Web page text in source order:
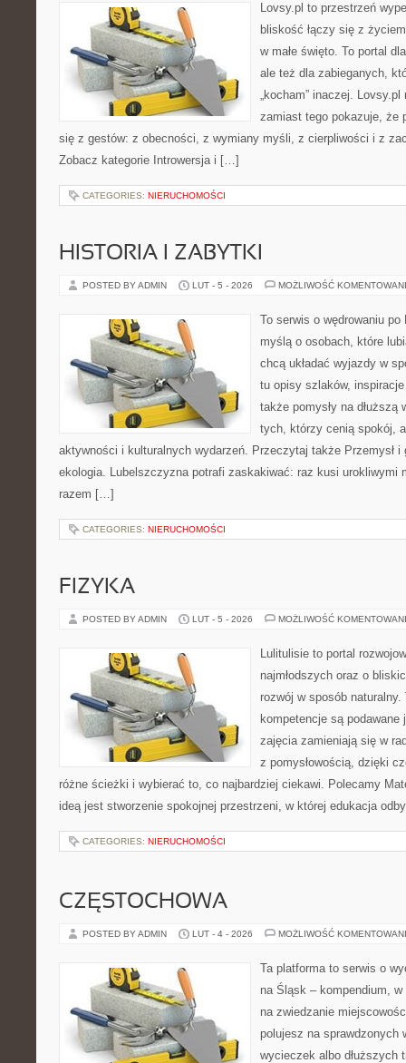
Lovsy.pl to przestrzeń
bliskość łączy się z
w małe święto. To portal
ale też dla zabieganych,
„kocham” inaczej.
zamiast tego pokazuje, że
się z gestów: z obecności, z wymiany myśli, z cierpliwości i z
Zobacz kategorie Introwersja i […]
CATEGORIES: NIERUCHOMOŚCI
HISTORIA I ZABYTKI
POSTED BY ADMIN LUT - 5 - 2026 MOŻLIWOŚĆ
To serwis o wędrowaniu
myślą o osobach, które
chcą układać wyjazdy w
tu opisy szlaków,
także pomysły na dłuższą
tych, którzy cenią spokój,
aktywności i kulturalnych wydarzeń. Przeczytaj także Przemysł i
ekologia. Lubelszczyzna potrafi zaskakiwać: raz kusi urokliwymi
razem […]
CATEGORIES: NIERUCHOMOŚCI
FIZYKA
POSTED BY ADMIN LUT - 5 - 2026 MOŻLIWOŚĆ
Lulitulisie to portal
najmłodszych oraz o
rozwój w sposób
kompetencje są
zajęcia zamieniają się w
z pomysłowością, dzięki
różne ścieżki i wybierać to, co najbardziej ciekawi. Polecamy
ideą jest stworzenie spokojnej przestrzeni, w której edukacja
CATEGORIES: NIERUCHOMOŚCI
CZĘSTOCHOWA
POSTED BY ADMIN LUT - 4 - 2026 MOŻLIWOŚĆ
Ta platforma to serwis o
na Śląsk – kompendium,
na zwiedzanie
polujesz na sprawdzonych
wycieczek albo dłuższych